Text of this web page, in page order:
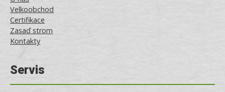
Velkoobchod
Certifikace
Zasaď strom
Kontakty
Servis